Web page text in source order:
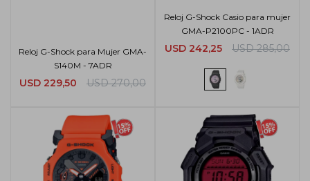
Reloj G-Shock para Mujer GMA-
S140M - 7ADR
USD 229,50 USD 270,00
Reloj G-Shock Casio para mujer
GMA-P2100PC - 1ADR
USD 242,25 USD 285,00